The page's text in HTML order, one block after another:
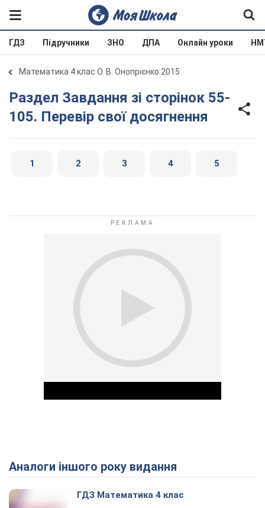
ГДЗ Підручники ЗНО ДПА Онлайн уроки
Математика 4 клас О. В. Онопрієнко 2015
Раздел Завдання зі сторінок 55-
105. Перевір свої досягнення
1 2 3 4 5
Play Video
Аналоги іншого року видання
ГДЗ Математика 4 клас